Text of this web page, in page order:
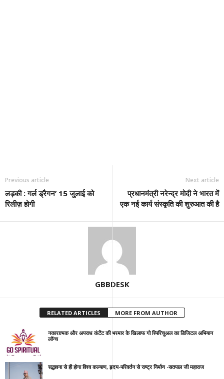
Previous article
लड़की : गर्ल ड्रैगन’ 15 जुलाई को
रिलीज़ होगी
Next article
प्रधानमंत्री नरेन्द्र मोदी ने भारत में
एक नई कार्य संस्कृति की शुरुआत की है
GBBDESK
RELATED ARTICLES MORE FROM AUTHOR
नकारात्मक और अपराध कंटेंट की भरमार के खिलाफ गो स्पिरिचुअल का डिजिटल अभियान
लॉन्च
सद्भावना से ही होगा विश्व कल्याण, हृदय-परिवर्तन से राष्ट्र निर्माण -सतपाल जी महाराज